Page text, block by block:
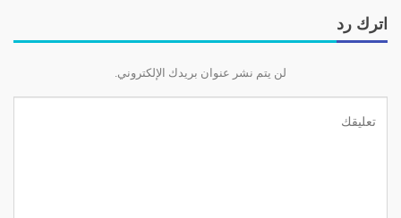
اترك رد
لن يتم نشر عنوان بريدك الإلكتروني.